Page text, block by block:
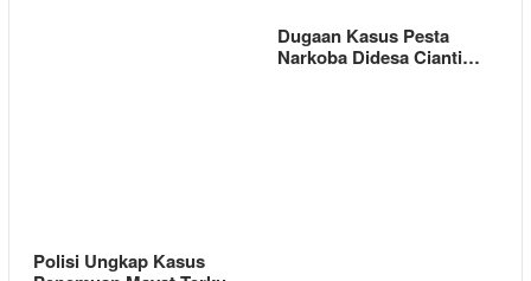
Dugaan Kasus Pesta
Narkoba Didesa Cianti…
Polisi Ungkap Kasus